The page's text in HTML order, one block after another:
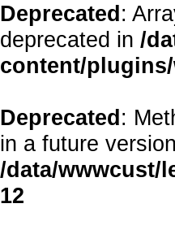
Deprecated:
deprecated in /
content/
Deprecated:
in a future
/data/wwwcust/
12